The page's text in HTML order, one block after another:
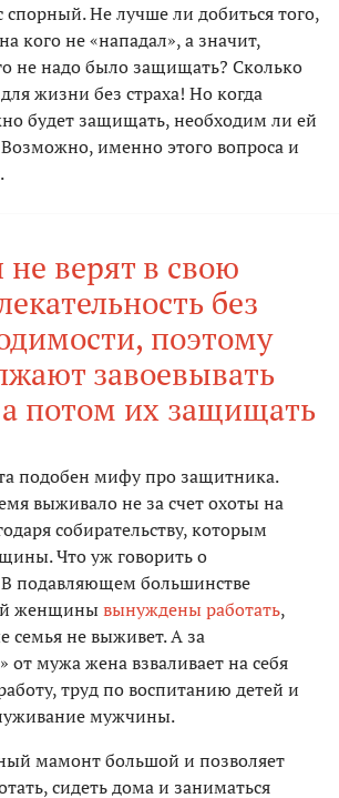
спорный. Не лучше ли добиться того,
кого не «нападал», а значит,
не надо было защищать? Сколько
жизни без страха! Но когда
будет защищать, необходим ли ей
именно этого вопроса и
верят в свою
без
поэтому
завоевывать
потом их защищать
подобен мифу про защитника.
выживало не за счет охоты на
собирательству, которым
Что уж говорить о
подавляющем большинстве
женщинывынуждены работать,
семья не выживет. А за
от мужа жена взваливает на себя
труд по воспитанию детей и
мужчины.
мамонт большой и позволяет
сидеть дома и заниматься